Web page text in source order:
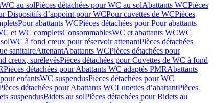
WC au solPièces détachées pour WC au solAbattants WCPièces
Dispositifs d’appoint pour WCPour cuvettes de WCPièces
Pour abattants WCPièces détachées pour Pour abattants
et WC completsConsommablesWC et abattants WCWC
WC à fond creux pour réservoir attenantPièces détachées
sanitaireAttenantAbattants WCPièces détachées pour
creux, surélevésPièces détachées pour Cuvettes de WC à fond
Pièces détachées pour Abattants WC adaptés PMRAbattants
enfantsWC suspendusPièces détachées pour WC
détachées pour Abattants WCLunettes d’abattantPièces
suspendusBidets au solPièces détachées pour Bidets au